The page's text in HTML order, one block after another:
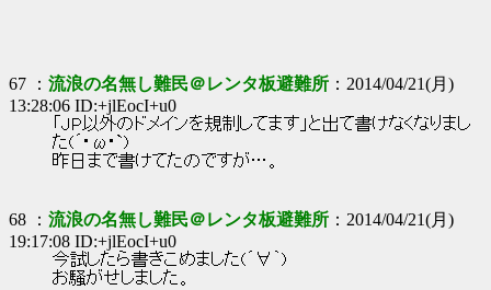
67 ： 流浪の名無し難民＠レンタ板避難所 ：2014/04/21(月)
13:28:06 ID:+jlEocI+u0
「JP以外のドメインを規制してます」と出て書けなくなりまし
た(´･ω･`)
昨日まで書けてたのですが…。
68 ： 流浪の名無し難民＠レンタ板避難所 ：2014/04/21(月)
19:17:08 ID:+jlEocI+u0
今試したら書きこめました(´∀｀)
お騒がせしました。